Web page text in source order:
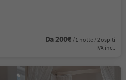
Da 200€ / 1 notte / 2 ospiti
IVA incl.